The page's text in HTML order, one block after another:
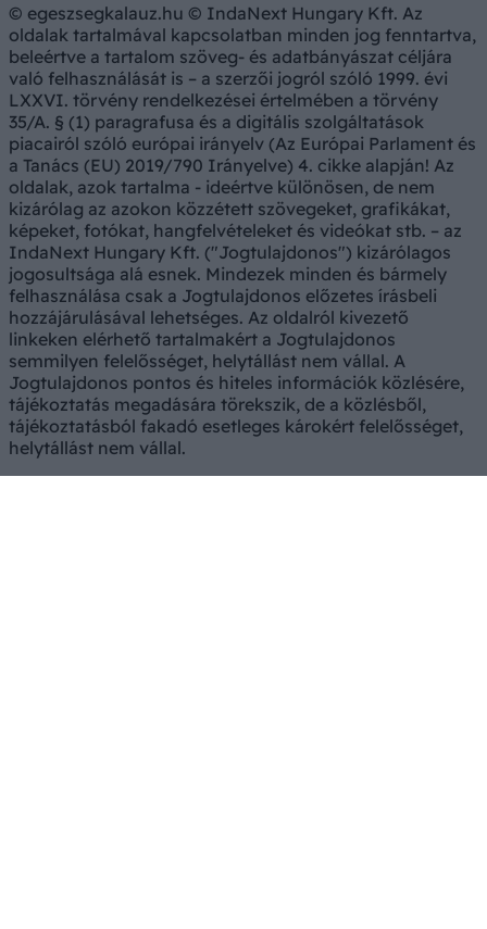
© egeszsegkalauz.hu © IndaNext Hungary Kft. Az
oldalak tartalmával kapcsolatban minden jog fenntartva,
beleértve a tartalom szöveg- és adatbányászat céljára
való felhasználását is – a szerzői jogról szóló 1999. évi
LXXVI. törvény rendelkezései értelmében a törvény
35/A. § (1) paragrafusa és a digitális szolgáltatások
piacairól szóló európai irányelv (Az Európai Parlament és
a Tanács (EU) 2019/790 Irányelve) 4. cikke alapján! Az
oldalak, azok tartalma - ideértve különösen, de nem
kizárólag az azokon közzétett szövegeket, grafikákat,
képeket, fotókat, hangfelvételeket és videókat stb. – az
IndaNext Hungary Kft. ("Jogtulajdonos") kizárólagos
jogosultsága alá esnek. Mindezek minden és bármely
felhasználása csak a Jogtulajdonos előzetes írásbeli
hozzájárulásával lehetséges. Az oldalról kivezető
linkeken elérhető tartalmakért a Jogtulajdonos
semmilyen felelősséget, helytállást nem vállal. A
Jogtulajdonos pontos és hiteles információk közlésére,
tájékoztatás megadására törekszik, de a közlésből,
tájékoztatásból fakadó esetleges károkért felelősséget,
helytállást nem vállal.